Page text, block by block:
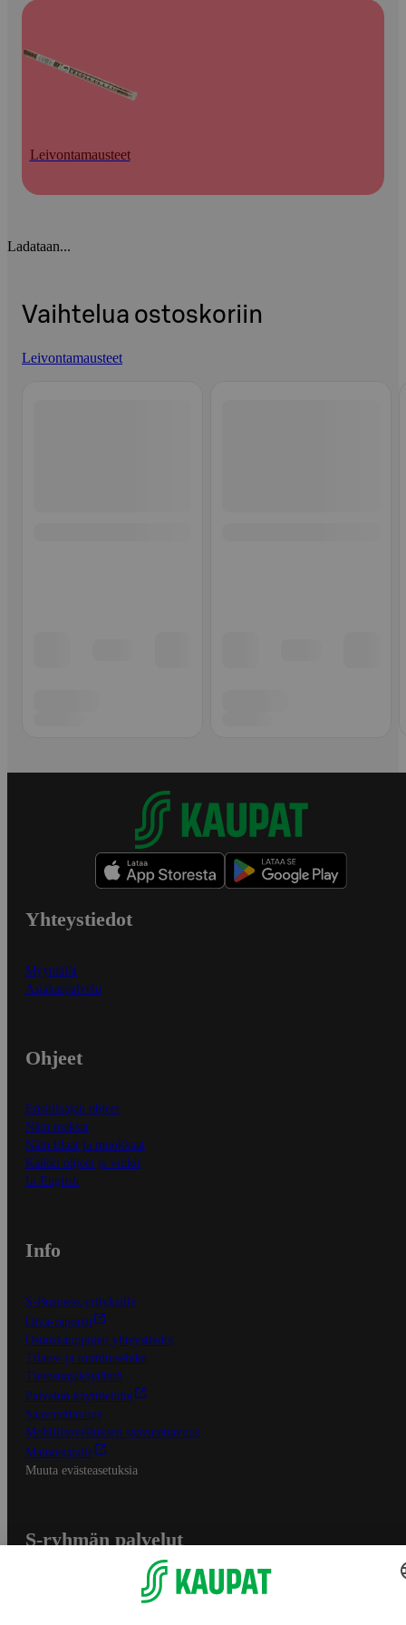
Leivontamausteet
Ladataan...
Vaihtelua ostoskoriin
Leivontamausteet
Yhteystiedot
Myymälät
Asiakaspalvelu
Ohjeet
Ensitilaajan ohjeet
Näin maksat
Näin tilaat ja muokkaat
Kaikki ohjeet ja vinkit
In English
Info
S-Business yrityksille
Oiva-raportit
Osuuskauppojen yhteystiedot
Tilaus- ja toimitusehdot
Tietosuojakäytäntö
Palvelun käyttöehdot
Saavutettavuus
Mobiilisovelluksen saavutettavuus
Mainostajalle
Muuta evästeasetuksia
S-ryhmän palvelut